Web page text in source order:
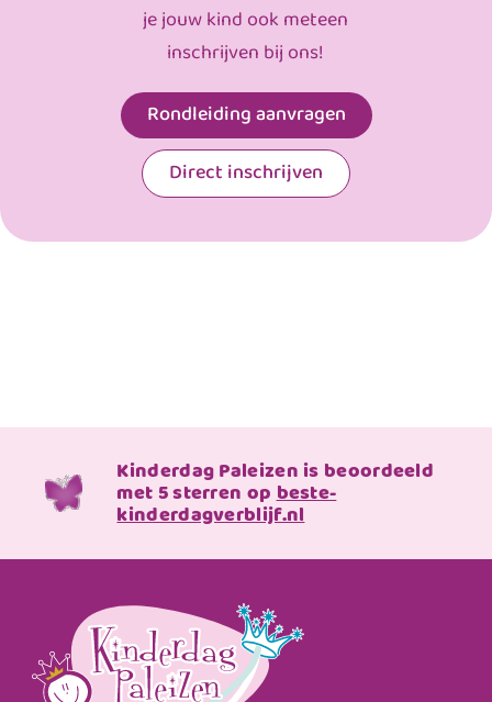
je jouw kind ook meteen
inschrijven bij ons!
Rondleiding aanvragen
Direct inschrijven
Kinderdag Paleizen is beoordeeld
met 5 sterren opbeste-
kinderdagverblijf.nl